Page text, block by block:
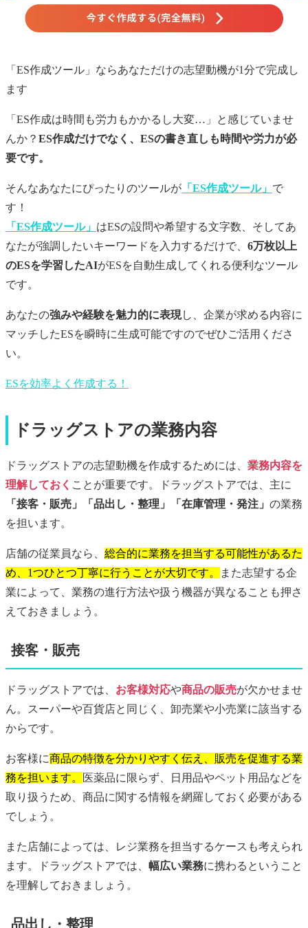
「ES作成ツール」ならあなただけの志望動機が1分で完成し
ます
「ES作成は時間も労力もかかるし大変…」と感じていませ
んか？ ES作成だけでなく、ESの書き直しも時間や労力が必
要です。
そんなあなたにぴったりのツールが 「ES作成ツール」 で
す！
「ES作成ツール」 はESの設問や希望する文字数、そしてあ
なたが強調したいキーワードを入力するだけで、 6万枚以上
のESを学習したAIがESを自動生成してくれる便利なツール
です。
あなたの強みや経験を魅力的に表現し、企業が求める内容に
マッチしたESを瞬時に生成可能ですのでぜひご活用くださ
い。
ESを効率よく作成する！
ドラッグストアの業務内容
ドラッグストアの志望動機を作成するためには、 業務内容を
理解しておく ことが重要です。ドラッグストアでは、主に
「接客・販売」「品出し・整理」「在庫管理・発注」 の業務
を担います。
店舗の従業員なら、 総合的に業務を担当する可能性があるた
め、1つひとつ丁寧に行うことが大切です。
また志望する企
業によって、業務の進行方法や扱う機器が異なることも押さ
えておきましょう。
接客・販売
ドラッグストアでは、 お客様対応や商品の販売が欠かせませ
ん。スーパーや百貨店と同じく、卸売業や小売業に該当する
からです。
お客様に商品の特徴を分かりやすく伝え、販売を促進する業
務を担います。
医薬品に限らず、日用品やペット用品などを
取り扱うため、商品に関する情報を網羅しておく必要がある
でしょう。
また店舗によっては、レジ業務を担当するケースも考えられ
ます。ドラッグストアでは、 幅広い業務に携わるということ
を理解しておきましょう。
品出し・整理